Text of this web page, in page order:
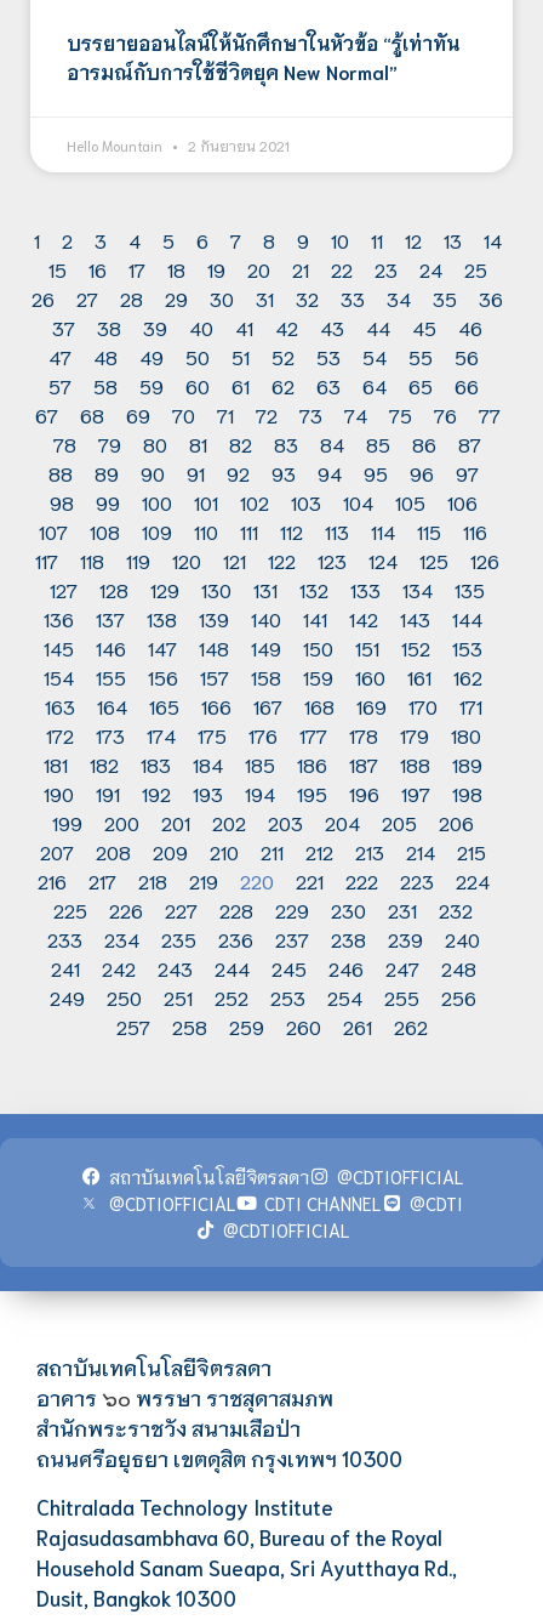
บรรยาย​ออนไลน์ให้นักศึกษาในหัวข้อ​ “รู้เท่าทัน
อารมณ์กับการใช้ชีวิตยุค​ New​ Normal”
Hello Mountain 2 กันยายน 2021
1 2 3 4 5 6 7 8 9 10 11 12 13
14
15
16 17 18 19 20 21 22 23 24
25
26
27 28 29 30 31 32 33 34 35
36
37
38 39 40 41 42 43 44 45
46
47
48 49 50 51 52 53 54 55
56
57
58 59 60 61 62 63 64 65
66
67
68 69 70 71 72 73 74 75 76
77
78
79 80 81 82 83 84 85 86
87
88
89 90 91 92 93 94 95 96
97
98
99 100 101 102 103 104 105
106
107
108 109 110 111 112 113 114 115
116
117
118 119 120 121 122 123 124 125
126
127
128 129 130 131 132 133 134
135
136
137 138 139 140 141 142 143
144
145
146 147 148 149 150 151 152
153
154
155 156 157 158 159 160 161
162
163
164 165 166 167 168 169 170
171
172
173 174 175 176 177 178 179
180
181
182 183 184 185 186 187 188
189
190
191 192 193 194 195 196 197
198
199
200 201 202 203 204 205
206
207
208 209 210 211 212 213 214
215
216
217 218 219 220 221 222 223
224
225
226 227 228 229 230 231
232
233
234 235 236 237 238 239
240
241
242 243 244 245 246 247
248
249
250 251 252 253 254 255
256
257
258 259 260 261 262
สถาบันเทคโนโลยีจิตรลดา
@CDTIOFFICIAL
@CDTIOFFICIAL
CDTI CHANNEL
@CDTI
@CDTIOFFICIAL
สถาบันเทคโนโลยีจิตรลดา
อาคาร ๖๐ พรรษา ราชสุดาสมภพ
สำนักพระราชวัง สนามเสือป่า
ถนนศรีอยุธยา เขตดุสิต กรุงเทพฯ 10300
Chitralada Technology Institute
Rajasudasambhava 60, Bureau of the Royal
Household Sanam Sueapa, Sri Ayutthaya Rd.,
Dusit, Bangkok 10300